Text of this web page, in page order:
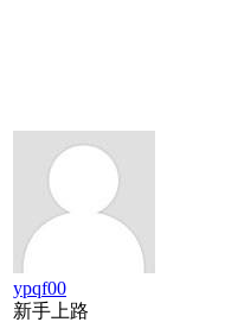
ypqf00
新手上路